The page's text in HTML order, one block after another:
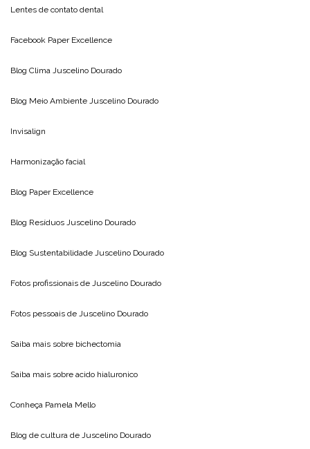
Lentes de contato dental
Facebook Paper Excellence
Blog Clima Juscelino Dourado
Blog Meio Ambiente Juscelino Dourado
Invisalign
Harmonização facial
Blog Paper Excellence
Blog Resíduos Juscelino Dourado
Blog Sustentabilidade Juscelino Dourado
Fotos profissionais de Juscelino Dourado
Fotos pessoais de Juscelino Dourado
Saiba mais sobre bichectomia
Saiba mais sobre acido hialuronico
Conheça Pamela Mello
Blog de cultura de Juscelino Dourado